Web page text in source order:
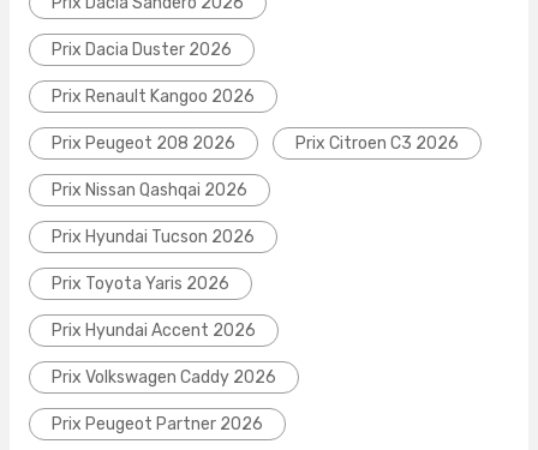
Prix Dacia Duster 2026
Prix Renault Kangoo 2026
Prix Peugeot 208 2026 Prix Citroen C3 2026
Prix Nissan Qashqai 2026
Prix Hyundai Tucson 2026
Prix Toyota Yaris 2026
Prix Hyundai Accent 2026
Prix Volkswagen Caddy 2026
Prix Peugeot Partner 2026